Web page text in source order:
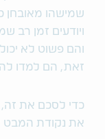
ויודעים זמן רב
והם פשוט לא
זאת, הם למדו
כדי לסכם את זה,
את נקודת המבט